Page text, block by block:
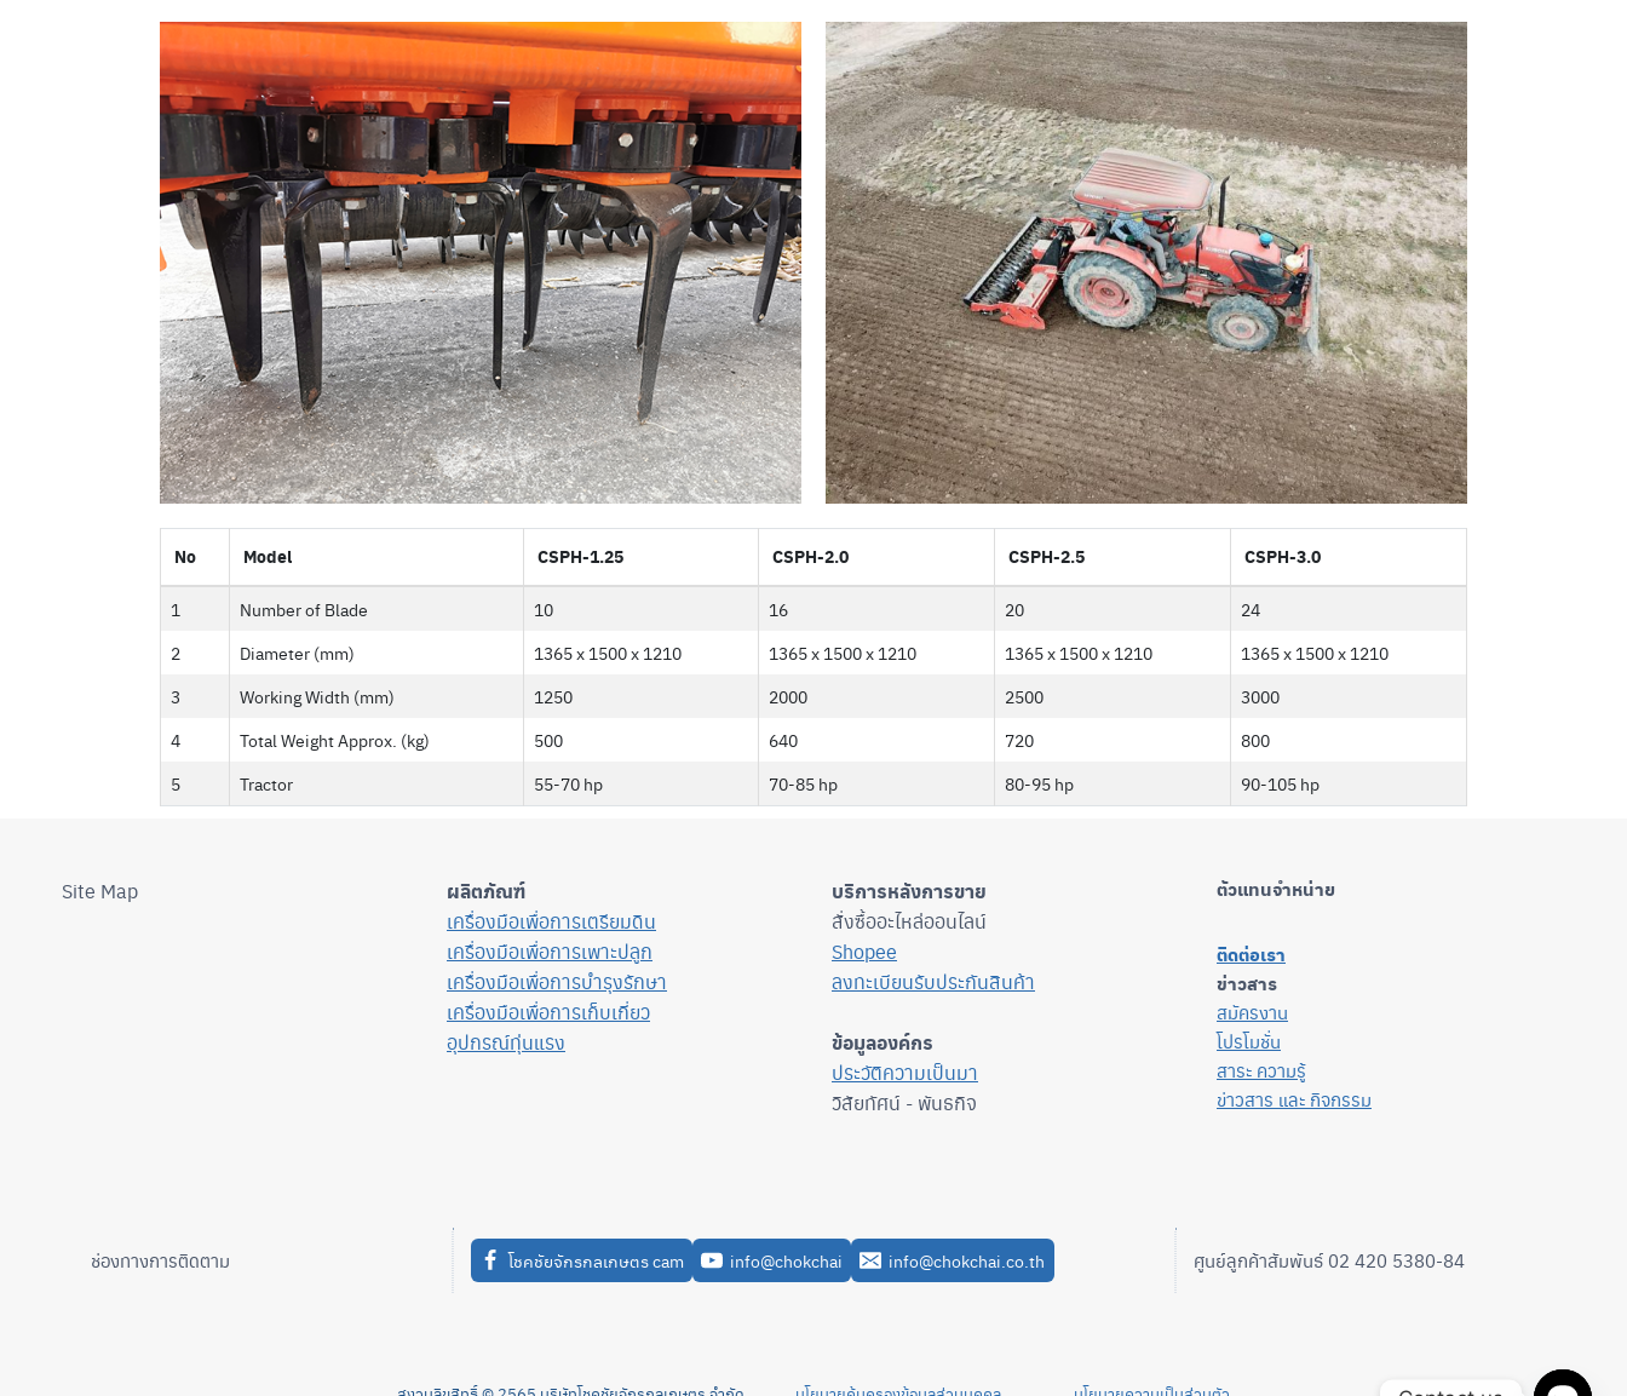
No Model CSPH-1.25 CSPH-2.0 CSPH-2.5 CSPH-3.0
1 Number of Blade 10 16 20
24
2
Diameter (mm) 1365 x 1500 x 1210 1365 x 1500 x 1210 1365 x 1500 x 1210
1365 x 1500 x 1210
3
Working Width (mm) 1250 2000 2500
3000
4
Total Weight Approx. (kg) 500 640 720
800
5
Tractor 55-70 hp 70-85 hp 80-95 hp 90-105 hp
Site Map
ผลิตภัณฑ์
เครื่องมือเพื่อการเตรียมดิน
เครื่องมือเพื่อการเพาะปลูก
เครื่องมือเพื่อการบำรุงรักษา
เครื่องมือเพื่อการเก็บเกี่ยว
อุปกรณ์ทุ่นแรง
บริการหลังการขาย
สั่งซื้ออะไหล่ออนไลน์
Shopee
ลงทะเบียนรับประกันสินค้า
ข้อมูลองค์กร
ประวัติความเป็นมา
วิสัยทัศน์ - พันธกิจ
ตัวแทนจำหน่าย
ติดต่อเรา
ข่าวสาร
สมัครงาน
โปรโมชั่น
สาระ ความรู้
ข่าวสาร และ กิจกรรม
ช่องทางการติดตาม โชคชัยจักรกลเกษตร cam info@chokchai info@chokchai.co.th ศูนย์ลูกค้าสัมพันธ์ 02 420 5380-84